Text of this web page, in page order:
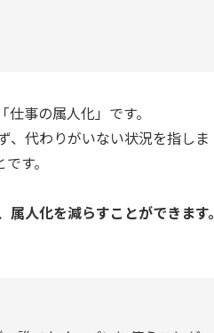
事の属人化」です。
、代わりがいない状況を指しま
す。
属人化を減らすことができます。